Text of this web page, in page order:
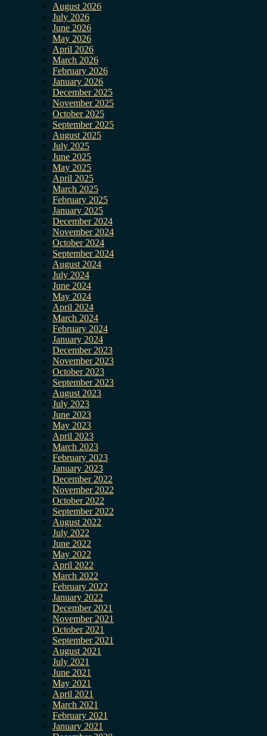
August 2026
July 2026
June 2026
May 2026
April 2026
March 2026
February 2026
January 2026
December 2025
November 2025
October 2025
September 2025
August 2025
July 2025
June 2025
May 2025
April 2025
March 2025
February 2025
January 2025
December 2024
November 2024
October 2024
September 2024
August 2024
July 2024
June 2024
May 2024
April 2024
March 2024
February 2024
January 2024
December 2023
November 2023
October 2023
September 2023
August 2023
July 2023
June 2023
May 2023
April 2023
March 2023
February 2023
January 2023
December 2022
November 2022
October 2022
September 2022
August 2022
July 2022
June 2022
May 2022
April 2022
March 2022
February 2022
January 2022
December 2021
November 2021
October 2021
September 2021
August 2021
July 2021
June 2021
May 2021
April 2021
March 2021
February 2021
January 2021